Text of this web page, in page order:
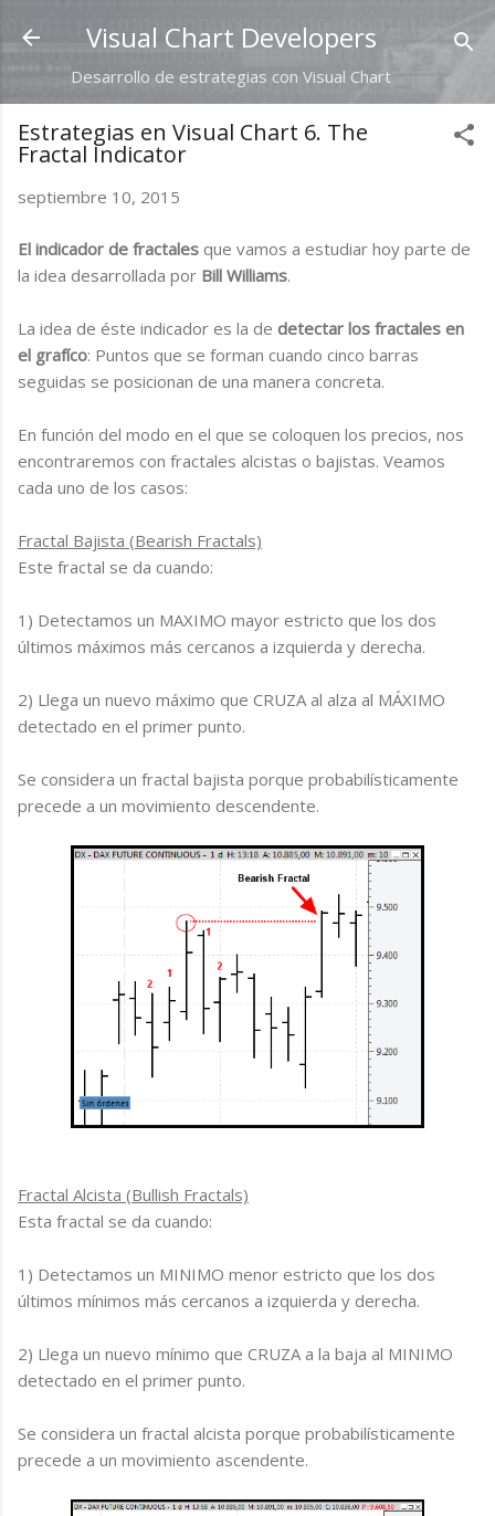
Ir al contenido principal
Visual Chart Developers
Desarrollo de estrategias con Visual Chart
Estrategias en Visual Chart 6. The
Fractal Indicator
septiembre 10, 2015
El indicador de fractales que vamos a estudiar hoy parte de
la idea desarrollada por Bill Williams.
La idea de éste indicador es la de detectar los fractales en
el grafíco: Puntos que se forman cuando cinco barras
seguidas se posicionan de una manera concreta.
En función del modo en el que se coloquen los precios, nos
encontraremos con fractales alcistas o bajistas. Veamos
cada uno de los casos:
Fractal Bajista (Bearish Fractals)
Este fractal se da cuando:
1) Detectamos un MAXIMO mayor estricto que los dos
últimos máximos más cercanos a izquierda y derecha.
2) Llega un nuevo máximo que CRUZA al alza al MÁXIMO
detectado en el primer punto.
Se considera un fractal bajista porque probabilísticamente
precede a un movimiento descendente.
Fractal Alcista (Bullish Fractals)
Esta fractal se da cuando:
1) Detectamos un MINIMO menor estricto que los dos
últimos mínimos más cercanos a izquierda y derecha.
2) Llega un nuevo mínimo que CRUZA a la baja al MINIMO
detectado en el primer punto.
Se considera un fractal alcista porque probabilísticamente
precede a un movimiento ascendente.